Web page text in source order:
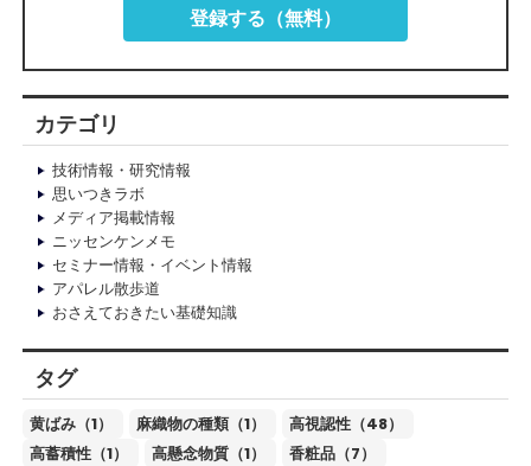
登録する（無料）
カテゴリ
技術情報・研究情報
思いつきラボ
メディア掲載情報
ニッセンケンメモ
セミナー情報・イベント情報
アパレル散歩道
おさえておきたい基礎知識
タグ
黄ばみ（1） 麻織物の種類（1）
高視認性（48）
高蓄積性（1）
高懸念物質（1）
香粧品（7）